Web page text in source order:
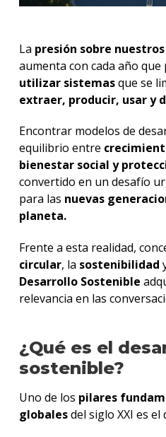
La presión sobre
aumenta con cada año que
utilizar sistemasque se
extraer, producir, usar y
Encontrar modelos de
equilibrio entre
bienestar social y
convertido en un desafío
para las nuevas
planeta.
Frente a esta realidad,
circular, la sostenibilidad
Desarrollo Sostenible
relevancia en las
¿Qué es el
sostenible?
Uno de los pilares
globalesdel siglo XXI es